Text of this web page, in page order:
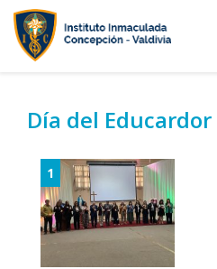
Día del Educardor
1